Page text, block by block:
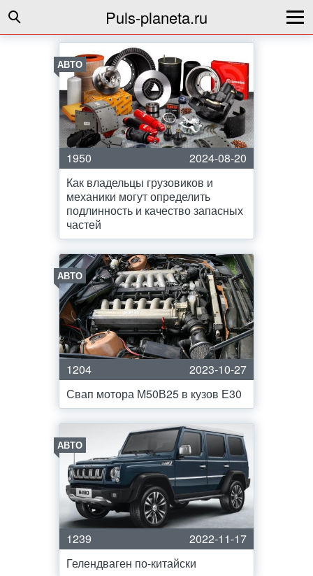
Puls-planeta.ru
АВТО
1950
2024-08-20
Как владельцы грузовиков и
механики могут определить
подлинность и качество запасных
частей
АВТО
1204
2023-10-27
Свап мотора М50В25 в кузов Е30
АВТО
1239
2022-11-17
Гелендваген по-китайски